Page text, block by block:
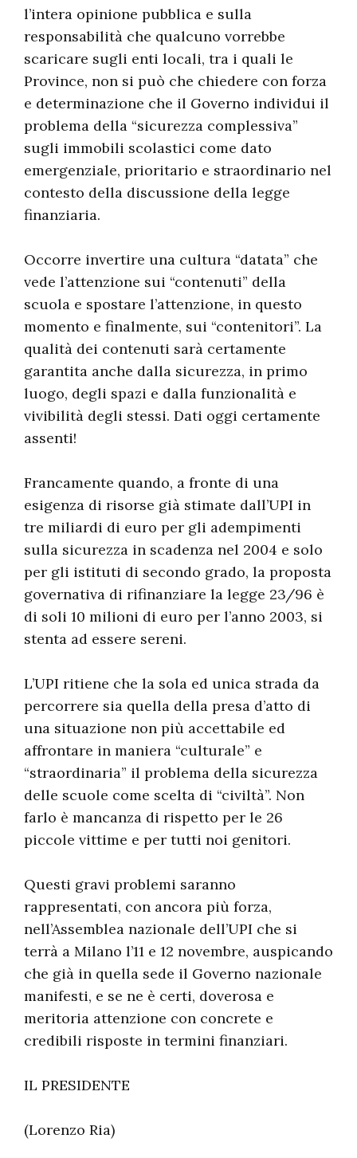
l’intera opinione pubblica e sulla
responsabilità che qualcuno vorrebbe
scaricare sugli enti locali, tra i quali le
Province, non si può che chiedere con forza
e determinazione che il Governo individui il
problema della “sicurezza complessiva”
sugli immobili scolastici come dato
emergenziale, prioritario e straordinario nel
contesto della discussione della legge
finanziaria.
Occorre invertire una cultura “datata” che
vede l’attenzione sui “contenuti” della
scuola e spostare l’attenzione, in questo
momento e finalmente, sui “contenitori”. La
qualità dei contenuti sarà certamente
garantita anche dalla sicurezza, in primo
luogo, degli spazi e dalla funzionalità e
vivibilità degli stessi. Dati oggi certamente
assenti!
Francamente quando, a fronte di una
esigenza di risorse già stimate dall’UPI in
tre miliardi di euro per gli adempimenti
sulla sicurezza in scadenza nel 2004 e solo
per gli istituti di secondo grado, la proposta
governativa di rifinanziare la legge 23/96 è
di soli 10 milioni di euro per l’anno 2003, si
stenta ad essere sereni.
L’UPI ritiene che la sola ed unica strada da
percorrere sia quella della presa d’atto di
una situazione non più accettabile ed
affrontare in maniera “culturale” e
“straordinaria” il problema della sicurezza
delle scuole come scelta di “civiltà”. Non
farlo è mancanza di rispetto per le 26
piccole vittime e per tutti noi genitori.
Questi gravi problemi saranno
rappresentati, con ancora più forza,
nell’Assemblea nazionale dell’UPI che si
terrà a Milano l’11 e 12 novembre, auspicando
che già in quella sede il Governo nazionale
manifesti, e se ne è certi, doverosa e
meritoria attenzione con concrete e
credibili risposte in termini finanziari.
IL PRESIDENTE
(Lorenzo Ria)